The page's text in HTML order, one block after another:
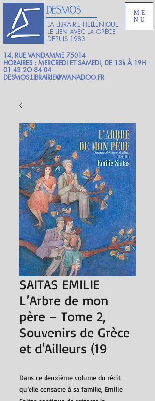
LA LIBRAIRIE HELLÉNIQUE
LE LIEN AVEC LA GRÈCE
DEPUIS 1983
ME
NU
14, RUE VANDAMME 75014
HORAIRES : MERCREDI ET SAMEDI, DE 13h À 19H
01 43 2O 84 04
DESMOS.LIBRAIRIE@WANADOO.FR
SAITAS EMILIE
L’Arbre de mon
père – Tome 2,
Souvenirs de Grèce
et d'Ailleurs (19
Dans ce deuxième volume du récit
qu’elle consacre à sa famille, Emilie